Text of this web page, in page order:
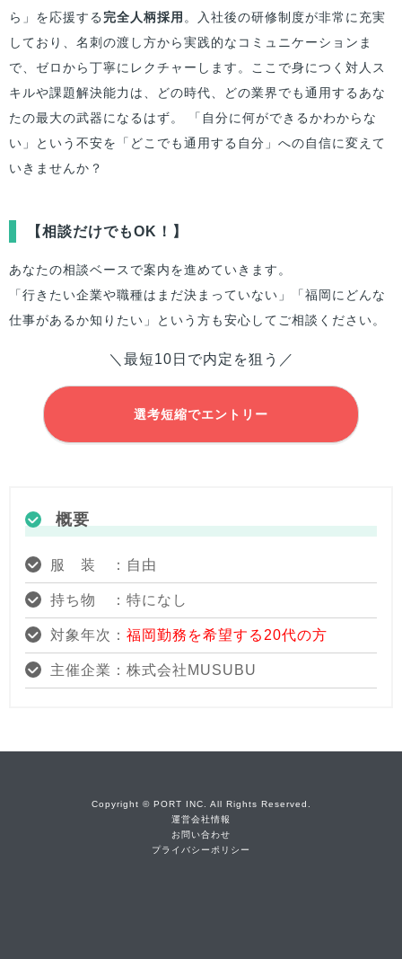
ら」を応援する 完全人柄採用 。入社後の研修制度が非常に充実
しており、名刺の渡し方から実践的なコミュニケーションま
で、ゼロから丁寧にレクチャーします。ここで身につく対人ス
キルや課題解決能力は、どの時代、どの業界でも通用するあな
たの最大の武器になるはず。 「自分に何ができるかわからな
い」という不安を「どこでも通用する自分」への自信に変えて
いきませんか？
【相談だけでもOK！】
あなたの相談ベースで案内を進めていきます。
「行きたい企業や職種はまだ決まっていない」「福岡にどんな
仕事があるか知りたい」という方も安心してご相談ください。
＼最短10日で内定を狙う／
選考短縮でエントリー
概要
服 装 ：自由
持ち物 ：特になし
対象年次： 福岡勤務を希望する20代の方
主催企業：株式会社MUSUBU
Copyright © PORT INC. All Rights Reserved.
運営会社情報
お問い合わせ
プライバシーポリシー